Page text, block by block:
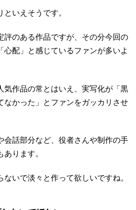
といえそうです。
評のある作品ですが、その分今回の
心配」と感じているファンが多いよ
気作品の常とはいえ、実写化が「黒
なかった」とファンをガッカリさせ
会話部分など、役者さんや制作の手
ります。
ないで淡々と作って欲しいですね。